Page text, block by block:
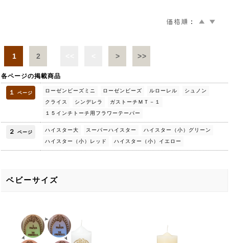
1 2 > >>
各ページの掲載商品
１ ページ ローゼンビーズミニ ローゼンビーズ ルローレル
シュノン
クライス
シンデレラ
ガストーチＭＴ－１
１５インチトーチ用フラワーテーパー
２ ページ ハイスター大 スーパーハイスター
ハイスター（小）グリーン
ハイスター（小）レッド
ハイスター（小）イエロー
ベビーサイズ